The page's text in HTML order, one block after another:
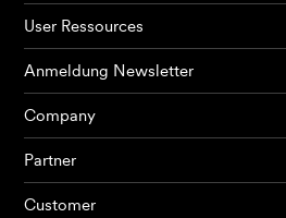
Produkte
User Ressources
Anmeldung Newsletter
Company
Partner
Customer